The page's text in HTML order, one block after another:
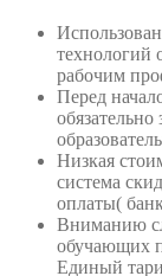
технологий
рабочим
Перед
Низкая
система
оплаты(
Вниманию
обучающих
Единый